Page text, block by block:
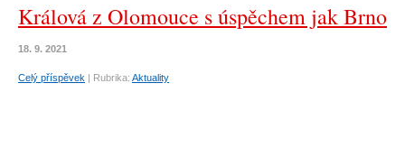
Králová z Olomouce s úspěchem jak Brno
18. 9. 2021
Celý příspěvek | Rubrika: Aktuality